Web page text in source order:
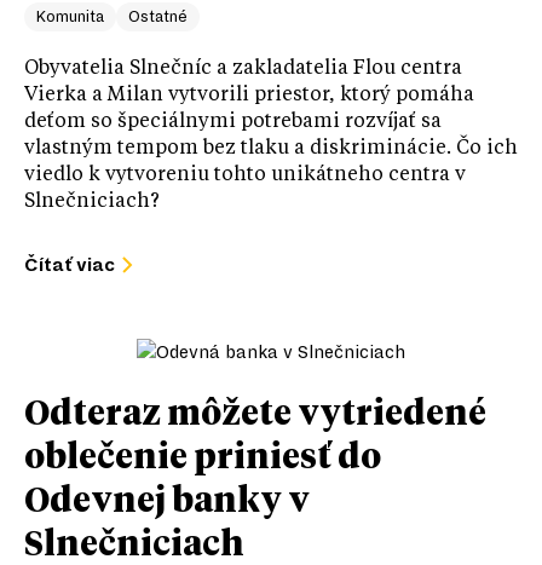
Komunita Ostatné
Obyvatelia Slnečníc a zakladatelia Flou centra
Vierka a Milan vytvorili priestor, ktorý pomáha
deťom so špeciálnymi potrebami rozvíjať sa
vlastným tempom bez tlaku a diskriminácie. Čo ich
viedlo k vytvoreniu tohto unikátneho centra v
Slnečniciach?
Čítať viac
Odteraz môžete vytriedené
oblečenie priniesť do
Odevnej banky v
Slnečniciach